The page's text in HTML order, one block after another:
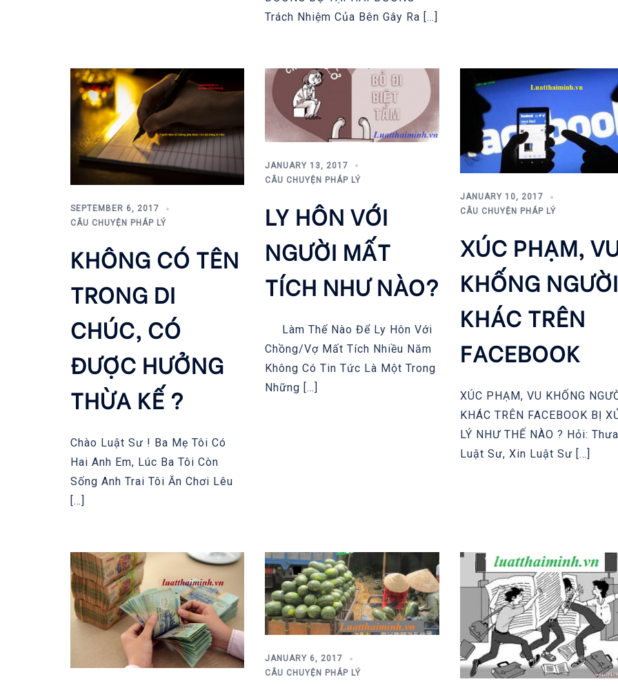
Trách Nhiệm Của Bên Gây Ra […]
SEPTEMBER 6, 2017
CÂU CHUYỆN PHÁP LÝ
KHÔNG CÓ TÊN
TRONG DI
CHÚC, CÓ
ĐƯỢC HƯỞNG
THỪA KẾ ?
Chào Luật Sư ! Ba Mẹ Tôi Có
Hai Anh Em, Lúc Ba Tôi Còn
Sống Anh Trai Tôi Ăn Chơi Lêu
[…]
JANUARY 13, 2017
CÂU CHUYỆN PHÁP LÝ
LY HÔN VỚI
NGƯỜI MẤT
TÍCH NHƯ NÀO?
Làm Thế Nào Để Ly Hôn Với
Chồng/vợ Mất Tích Nhiều Năm
Không Có Tin Tức Là Một Trong
Những […]
JANUARY 10, 2017
CÂU CHUYỆN PHÁP LÝ
XÚC PHẠM,
KHỐNG NGƯỜI
KHÁC TRÊN
FACEBOOK
XÚC PHẠM, VU KHỐNG
KHÁC TRÊN FACEBOOK BỊ
LÝ NHƯ THẾ NÀO ? Hỏi: Thưa
Luật Sư, Xin Luật Sư […]
JANUARY 6, 2017
CÂU CHUYỆN PHÁP LÝ